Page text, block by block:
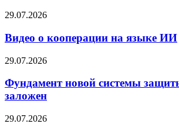
29.07.2026
Видео о кооперации на языке ИИ
29.07.2026
Фундамент новой системы
заложен
29.07.2026